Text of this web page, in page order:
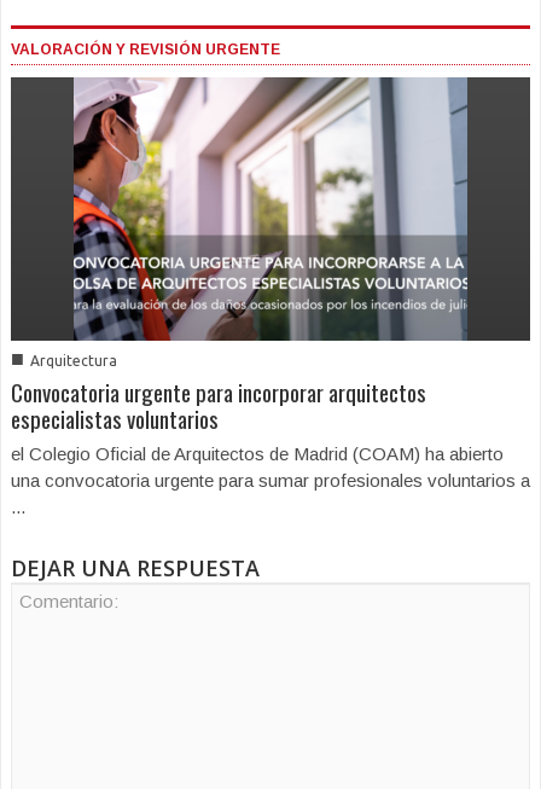
VALORACIÓN Y REVISIÓN URGENTE
■ Arquitectura
Convocatoria urgente para incorporar arquitectos
especialistas voluntarios
el Colegio Oficial de Arquitectos de Madrid (COAM) ha abierto
una convocatoria urgente para sumar profesionales voluntarios a
...
DEJAR UNA RESPUESTA